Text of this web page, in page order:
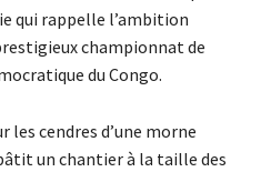
qui rappelle l’ambition
championnat de
du Congo.
les cendres d’une morne
un chantier à la taille des